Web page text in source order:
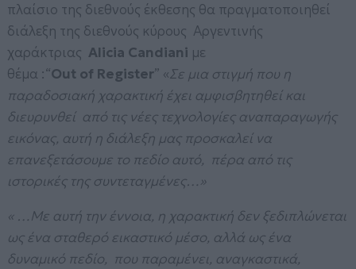
πλαίσιο της διεθνούς έκθεσης θα πραγματοποιηθεί
διάλεξη της διεθνούς κύρους Αργεντινής
χαράκτριας Alicia Candiani με
θέμα :“Out of Register” «Σε μια στιγμή που η
παραδοσιακή χαρακτική έχει αμφισβητηθεί και
διευρυνθεί από τις νέες τεχνολογίες αναπαραγωγής
εικόνας, αυτή η διάλεξη μας προσκαλεί να
επανεξετάσουμε το πεδίο αυτό, πέρα από τις
ιστορικές της συντεταγμένες…»
« …Με αυτή την έννοια, η χαρακτική δεν ξεδιπλώνεται
ως ένα σταθερό εικαστικό μέσο, αλλά ως ένα
δυναμικό πεδίο, που παραμένει, αναγκαστικά,